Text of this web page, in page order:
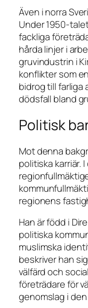
Även i norra
Under 1950-
fackliga
hårda linjer i
gruvindustrin i
konflikter som
bidrog till farliga
dödsfall bland
Politisk
Mot denna
politiska karriär.
regionens
Han är född i
politiska
muslimska
beskriver han
välfärd och
företrädare för
genomslag i